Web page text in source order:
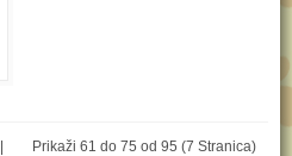
Prikaži 61 do 75 od 95 (7 Stranica)